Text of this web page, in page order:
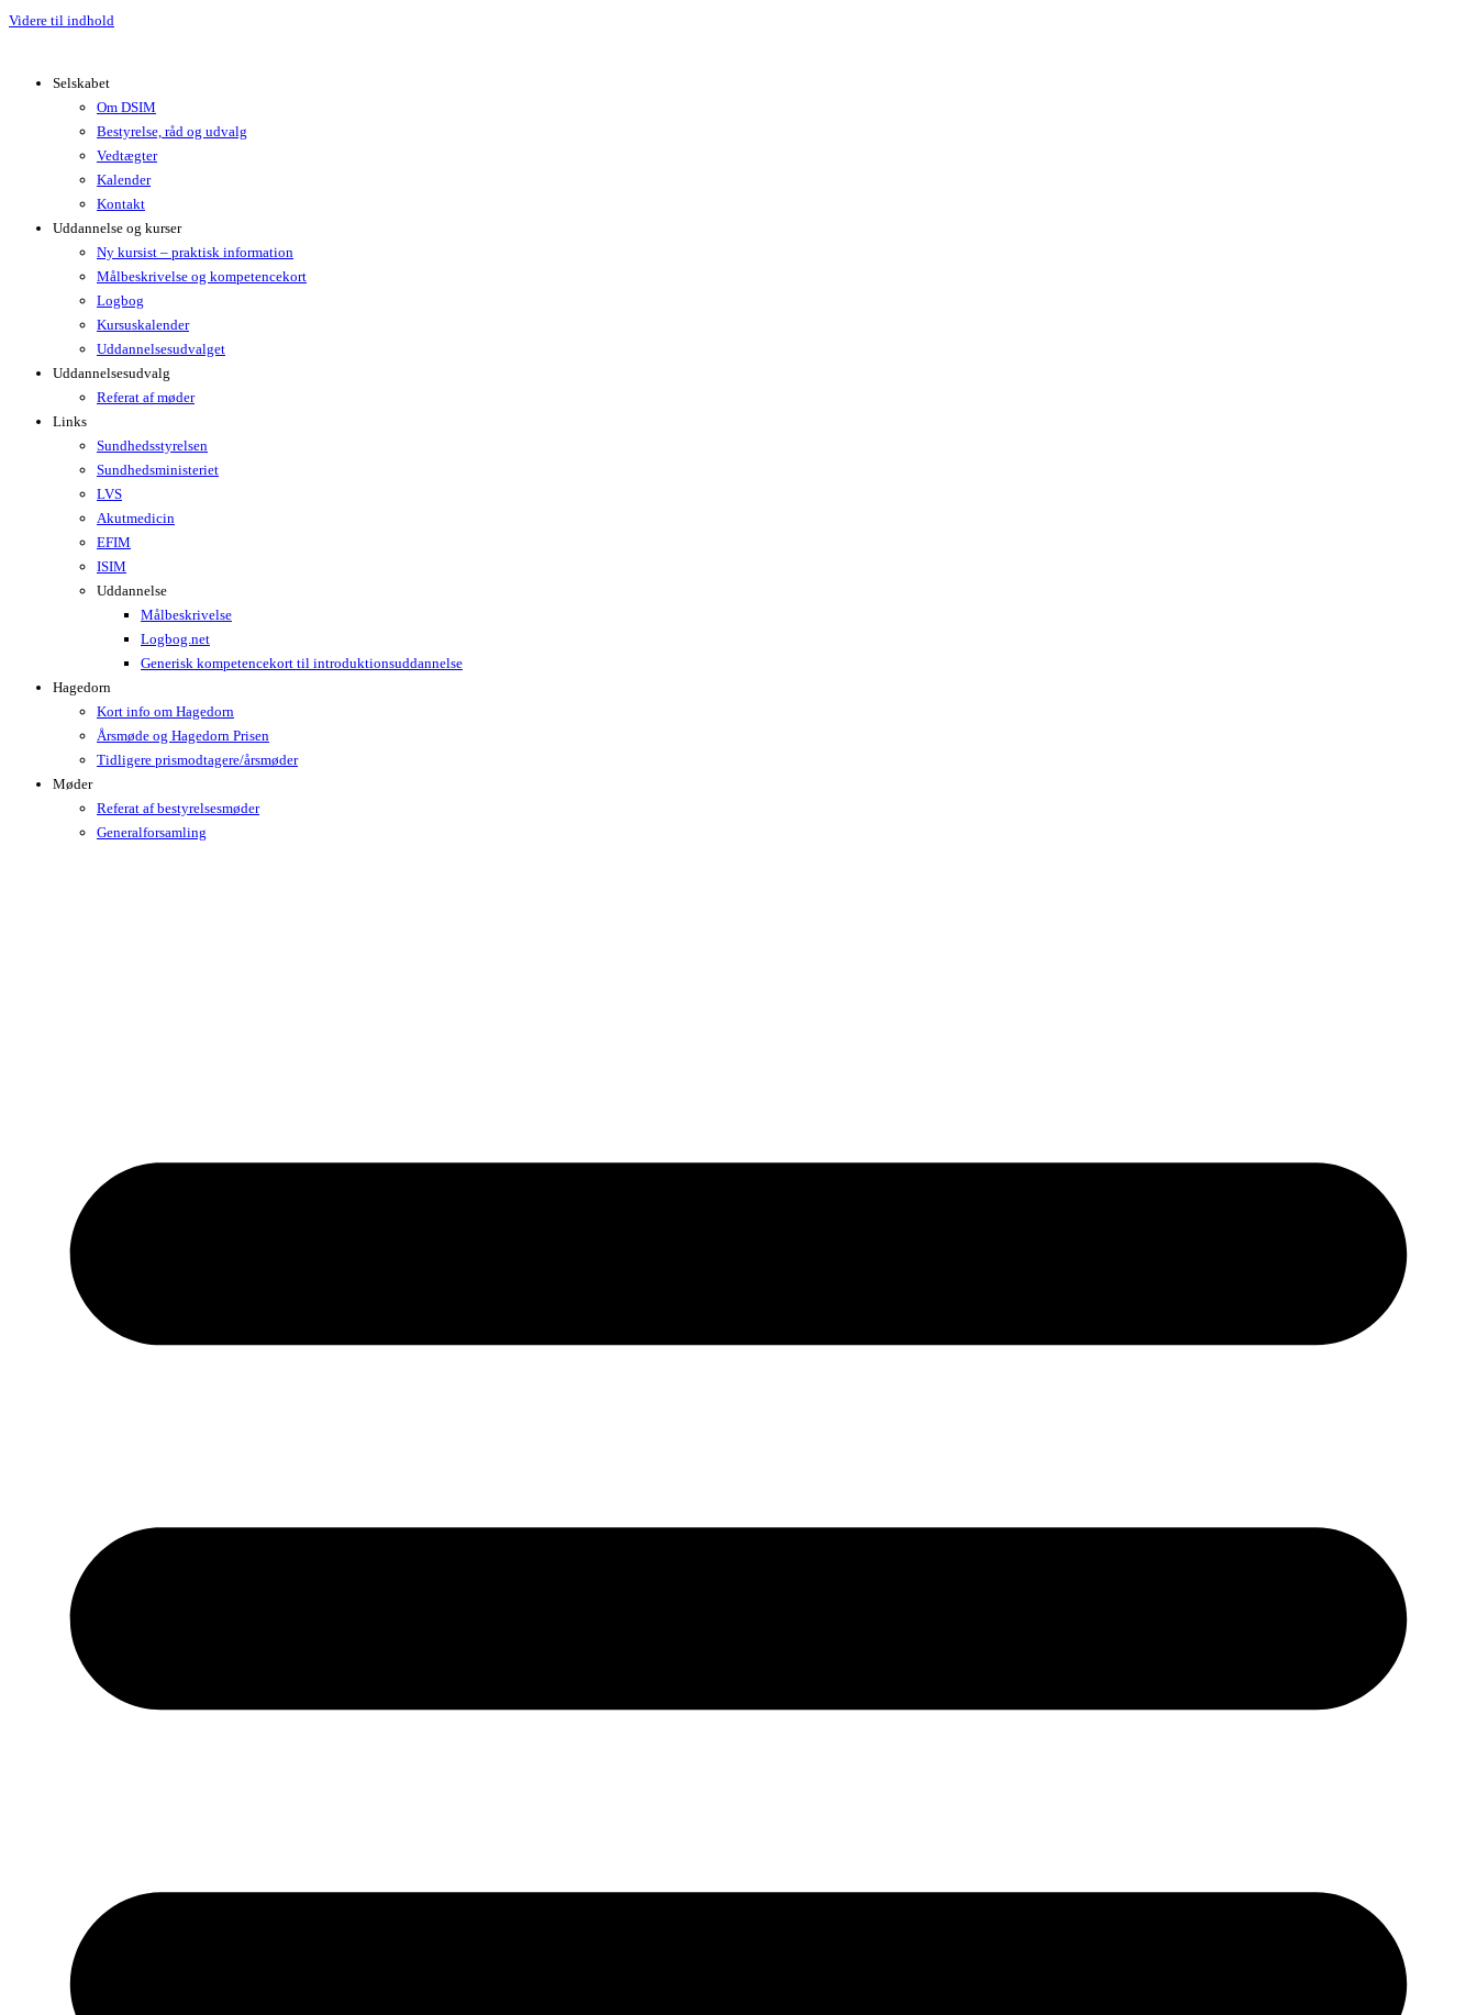
Videre til indhold
Selskabet
Om DSIM
Bestyrelse, råd og udvalg
Vedtægter
Kalender
Kontakt
Uddannelse og kurser
Ny kursist – praktisk information
Målbeskrivelse og kompetencekort
Logbog
Kursuskalender
Uddannelsesudvalget
Uddannelsesudvalg
Referat af møder
Links
Sundhedsstyrelsen
Sundhedsministeriet
LVS
Akutmedicin
EFIM
ISIM
Uddannelse
Målbeskrivelse
Logbog.net
Generisk kompetencekort til introduktionsuddannelse
Hagedorn
Kort info om Hagedorn
Årsmøde og Hagedorn Prisen
Tidligere prismodtagere/årsmøder
Møder
Referat af bestyrelsesmøder
Generalforsamling